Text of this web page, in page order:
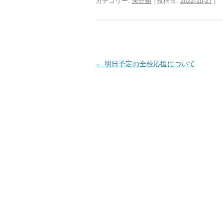
投
← 明日予定の全校応援について